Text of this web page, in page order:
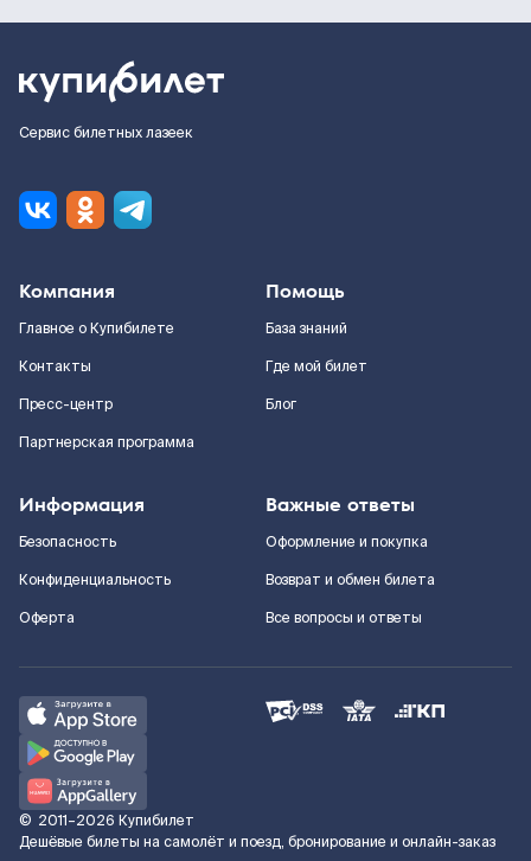
Сервис билетных лазеек
Компания
Главное о Купибилете
Контакты
Пресс-центр
Партнерская программа
Помощь
База знаний
Где мой билет
Блог
Информация
Безопасность
Конфиденциальность
Оферта
Важные ответы
Оформление и покупка
Возврат и обмен билета
Все вопросы и ответы
© 2011–2026 Купибилет
Дешёвые билеты на самолёт и поезд, бронирование и онлайн-заказ